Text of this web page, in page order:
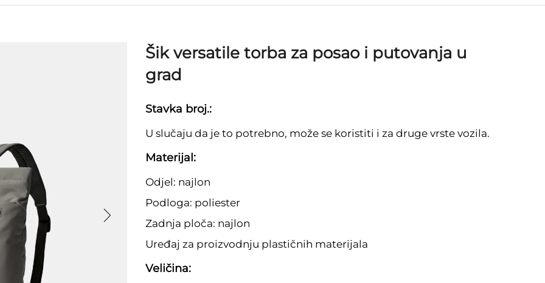
Šik versatile torba za posao i putovanja u
grad
Stavka broj.:
U slučaju da je to potrebno, može se koristiti i za druge vrste vozila.
Materijal:
Odjel: najlon
Podloga: poliester
Zadnja ploča: najlon
Uređaj za proizvodnju plastičnih materijala
Veličina: